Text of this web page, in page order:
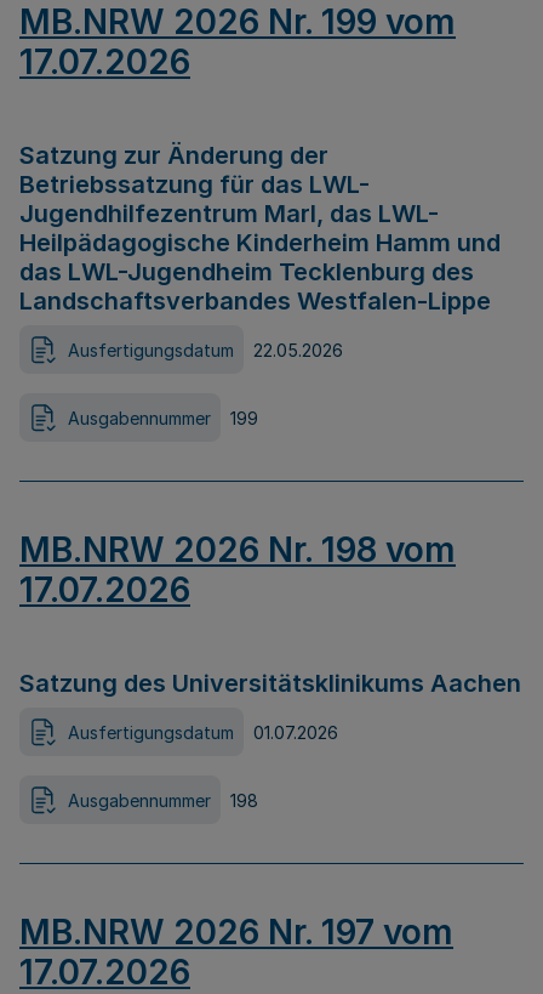
MB.NRW 2026 Nr. 199 vom
17.07.2026
Satzung zur Änderung der
Betriebssatzung für das LWL-
Jugendhilfezentrum Marl, das LWL-
Heilpädagogische Kinderheim Hamm und
das LWL-Jugendheim Tecklenburg des
Landschaftsverbandes Westfalen-Lippe
Ausfertigungsdatum 22.05.2026
Ausgabennummer 199
MB.NRW 2026 Nr. 198 vom
17.07.2026
Satzung des Universitätsklinikums Aachen
Ausfertigungsdatum 01.07.2026
Ausgabennummer 198
MB.NRW 2026 Nr. 197 vom
17.07.2026